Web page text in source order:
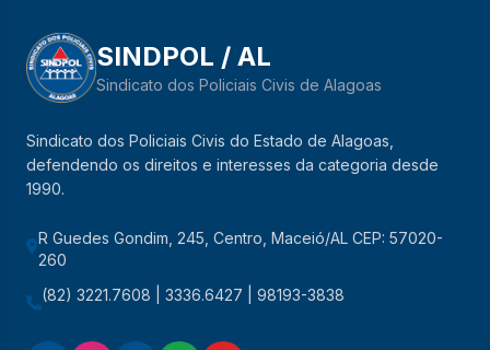
SINDPOL / AL
Sindicato dos Policiais Civis de Alagoas
Sindicato dos Policiais Civis do Estado de Alagoas,
defendendo os direitos e interesses da categoria desde
1990.
R Guedes Gondim, 245, Centro, Maceió/AL CEP: 57020-
260
(82) 3221.7608 | 3336.6427 | 98193-3838